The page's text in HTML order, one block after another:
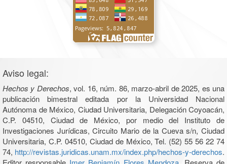
Aviso legal:
Hechos y Derechos, vol. 16, núm. 86, marzo-abril de 2025, es una
publicación bimestral editada por la Universidad Nacional
Autónoma de México, Ciudad Universitaria, Delegación Coyoacán,
C.P. 04510, Ciudad de México, por medio del Instituto de
Investigaciones Jurídicas, Circuito Mario de la Cueva s/n, Ciudad
Universitaria, C.P. 04510, Ciudad de México, Tel. (52) 55 56 22 74
74, http://revistas.juridicas.unam.mx/index.php/hechos-y-derechos.